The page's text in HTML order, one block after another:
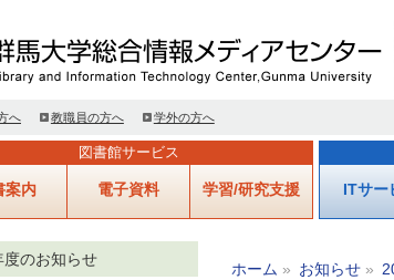
へ 教職員の方へ 学外の方へ
図書館サービス
案内 電子資料 学習/研究支援 ITサー
ホーム お知らせ
度のお知らせ